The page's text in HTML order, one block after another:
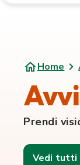
Home
Prendi
Vedi tutti